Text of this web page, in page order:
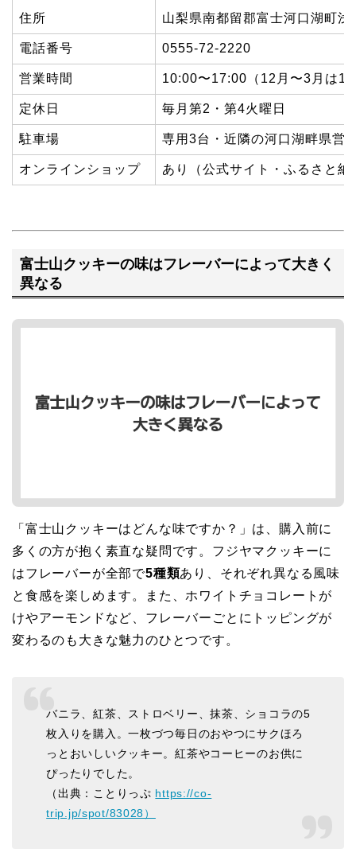
住所 山梨県南都留郡富士河口湖町
電話番号 0555-72-2220
営業時間 10:00〜17:00（12月〜3月は
定休日 毎月第2・第4火曜日
駐車場 専用3台・近隣の河口湖畔県営
オンラインショップ あり（公式サイト・ふるさと
富士山クッキーの味はフレーバーによって大きく
異なる
「富士山クッキーはどんな味ですか？」は、購入前に
多くの方が抱く素直な疑問です。フジヤマクッキーに
はフレーバーが全部で5種類あり、それぞれ異なる風味
と食感を楽しめます。また、ホワイトチョコレートが
けやアーモンドなど、フレーバーごとにトッピングが
変わるのも大きな魅力のひとつです。
バニラ、紅茶、ストロベリー、抹茶、ショコラの5
枚入りを購入。一枚づつ毎日のおやつにサクほろ
っとおいしいクッキー。紅茶やコーヒーのお供に
ぴったりでした。
（出典：ことりっぷ https://co-
trip.jp/spot/83028）